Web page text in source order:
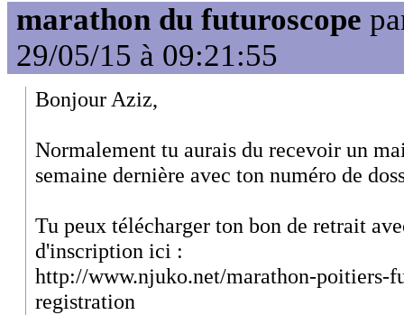
marathon du futuroscope
29/05/15 à 09:21:55
Bonjour Aziz,
Normalement tu aurais du recevoir un
semaine dernière avec ton numéro de
Tu peux télécharger ton bon de retrait
d'inscription ici :
http://www.njuko.net/marathon-poitiers-
registration